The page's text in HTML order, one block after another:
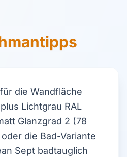
die Wandfläche
Lichtgrau RAL
Glanzgrad 2 (78
die Bad-Variante
Sept badtauglich